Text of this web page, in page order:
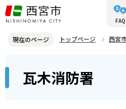
こ
の
ジ
先
FAQ
現在のページ トップページ
西宮
こ
瓦木消防署